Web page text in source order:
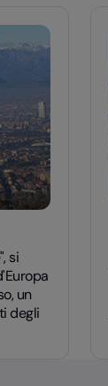
si
un
degli